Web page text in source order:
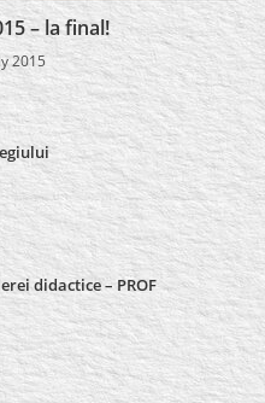
– la final!
2015
didactice – PROF